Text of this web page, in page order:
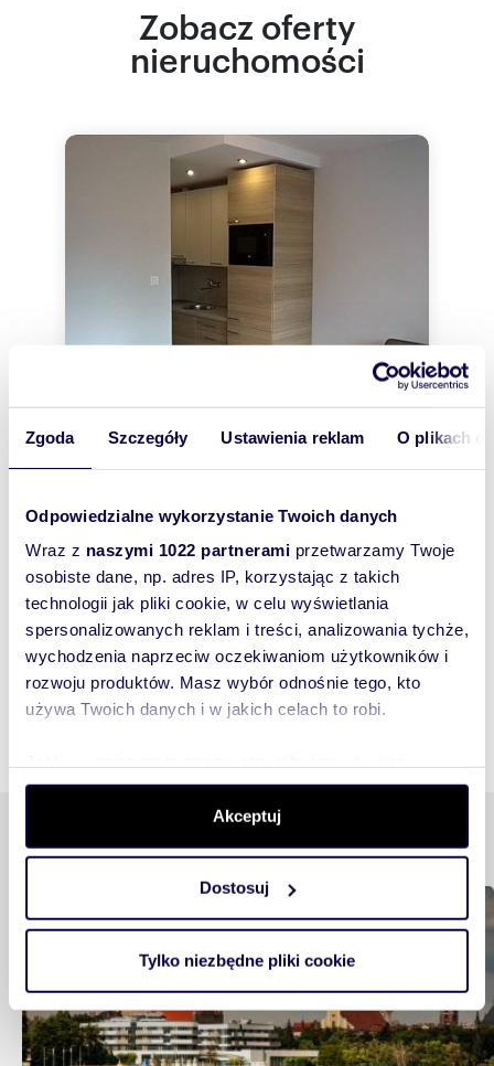
Zgoda Szczegóły Ustawienia reklam O plikach
Odpowiedzialne wykorzystanie Twoich danych
Wraz z naszymi 1022 partnerami przetwarzamy Twoje
osobiste dane, np. adres IP, korzystając z takich
technologii jak pliki cookie, w celu wyświetlania
spersonalizowanych reklam i treści, analizowania tychże,
wychodzenia naprzeciw oczekiwaniom użytkowników i
rozwoju produktów. Masz wybór odnośnie tego, kto
używa Twoich danych i w jakich celach to robi.
Gromadzić dane dotyczące Twojej lokalizacji
geograficznej z dokładnością nawet do kilku metrów
Identyfikować Twoje urządzenie, aktywnie analizując
czyli wirtualny odcisk palca)
Dowiedz się więcej odnośnie tego, jak Twoje osobiste
dane są przetwarzane oraz ustaw własne preferencje w
zmienić lub wycofać swoją zgodę w dowolnej chwili.
Wykorzystujemy pliki cookie do spersonalizowania treści
Akceptuj
Dostosuj
Tylko niezbędne pliki cookie
Zobacz oferty
nieruchomości
24m 1 18 750zł/m
mieszkanie na sprzedaż 24m2
450 000 zł
mieszkanie Warszawa, Mokotów,
Wierzbno, Woronicza
Podobne tematy